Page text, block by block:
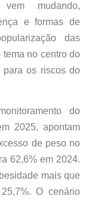
mudando,
e formas de
das
tema no centro do
os riscos do
do
2025, apontam
de peso no
62,6% em 2024.
mais que
O cenário